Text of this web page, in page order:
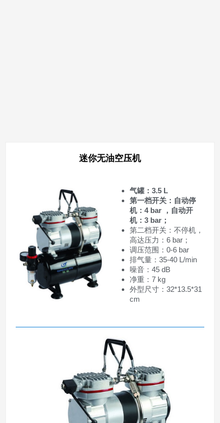
迷你无油空压机
气罐：3.5 L
第一档开关：自动停
机：4 bar ，自动开
机：3 bar；
第二档开关：不停机，
高达压力：6 bar；
调压范围：0-6 bar
排气量：35-40 L/min
噪音：45 dB
净重：7 kg
外型尺寸：32*13.5*31
cm